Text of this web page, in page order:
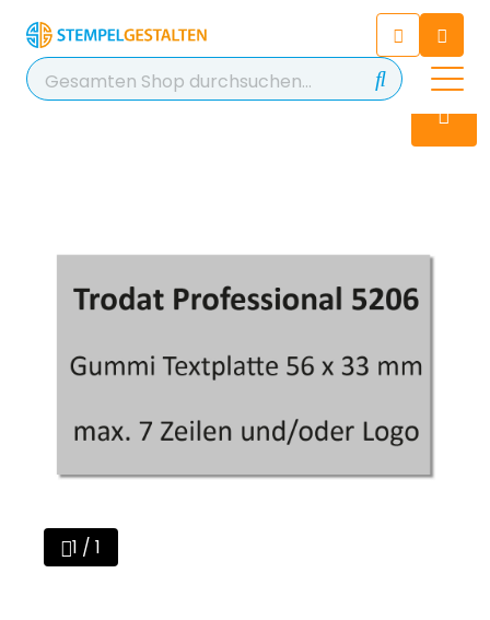
Chatten Sie 24/7 mit unserem
hilfreichen Chatbot
Kontakt
+49 2038 0480 403
1 / 1